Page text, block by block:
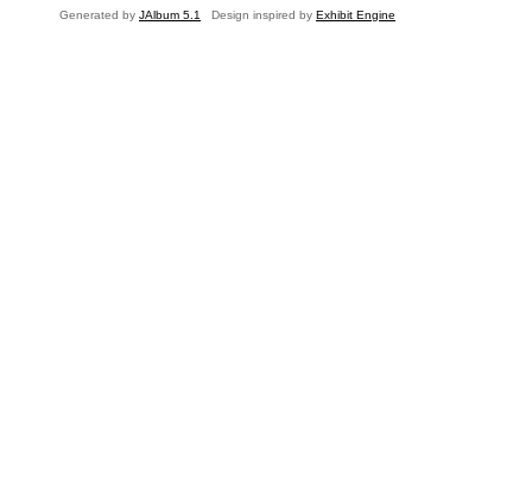
Generated by JAlbum 5.1 Design inspired by Exhibit Engine